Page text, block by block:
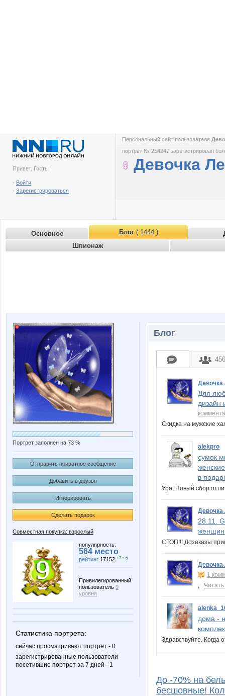
Привет, Гость !
- Войти
- Зарегистрироваться
Персональный сайт пользователя
портрет № 254247 зарегистрирован
Девочка
Основное Блог( 1444 )
Шпионаж
Портрет заполнен на 73 %
Отправить приватное сообщение
Добавить в друзья
Игнорировать
Сделать подарок
Совместная покупка: взрослый
популярность:
564 место
рейтинг 17152 +7 ↑ ?
Привилегированный
пользователь 9
уровня
Статистика портрета:
сейчас просматривают портрет - 0
зарегистрированные пользователи
посетившие портрет за 7 дней - 1
Блог
Девочка
Для
дизайн
Скидка на мужские
alekpro
сумок
в
Ура! Новый сбор
Девочка
28.11.
СТОП!!! Дозаказы
Девочка
1
,
дома -
Здравствуйте. Когда
До -70% на
бесшовные!